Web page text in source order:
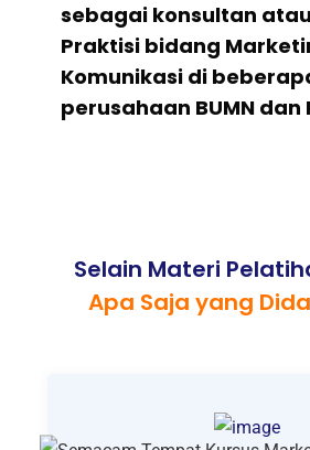
sebagai konsultan
Praktisi bidang
Komunikasi di
perusahaan BUMN dan
Selain Materi
Apa Saja yang